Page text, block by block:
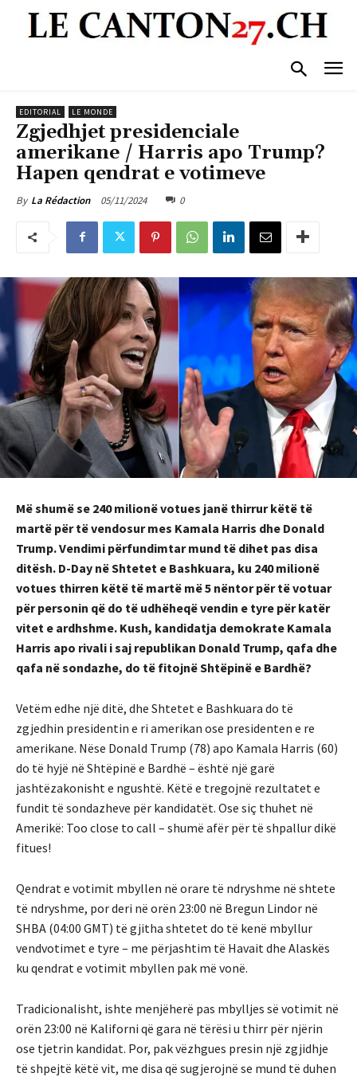
EDITORIAL LE MONDE
Zgjedhjet presidenciale
amerikane / Harris apo Trump?
Hapen qendrat e votimeve
By La Rédaction 05/11/2024 0
Më shumë se 240 milionë votues janë thirrur këtë të
martë për të vendosur mes Kamala Harris dhe Donald
Trump. Vendimi përfundimtar mund të dihet pas disa
ditësh. D-Day në Shtetet e Bashkuara, ku 240 milionë
votues thirren këtë të martë më 5 nëntor për të votuar
për personin që do të udhëheqë vendin e tyre për katër
vitet e ardhshme. Kush, kandidatja demokrate Kamala
Harris apo rivali i saj republikan Donald Trump, qafa dhe
qafa në sondazhe, do të fitojnë Shtëpinë e Bardhë?
Vetëm edhe një ditë, dhe Shtetet e Bashkuara do të
zgjedhin presidentin e ri amerikan ose presidenten e re
amerikane. Nëse Donald Trump (78) apo Kamala Harris (60)
do të hyjë në Shtëpinë e Bardhë – është një garë
jashtëzakonisht e ngushtë. Këtë e tregojnë rezultatet e
fundit të sondazheve për kandidatët. Ose siç thuhet në
Amerikë: Too close to call – shumë afër për të shpallur dikë
fitues!
Qendrat e votimit mbyllen në orare të ndryshme në shtete
të ndryshme, por deri në orën 23:00 në Bregun Lindor në
SHBA (04:00 GMT) të gjitha shtetet do të kenë mbyllur
vendvotimet e tyre – me përjashtim të Havait dhe Alaskës
ku qendrat e votimit mbyllen pak më vonë.
Tradicionalisht, ishte menjëherë pas mbylljes së votimit në
orën 23:00 në Kaliforni që gara në tërësi u thirr për njërin
ose tjetrin kandidat. Por, pak vëzhgues presin një zgjidhje
të shpejtë këtë vit, me disa që sugjerojnë se mund të duhen